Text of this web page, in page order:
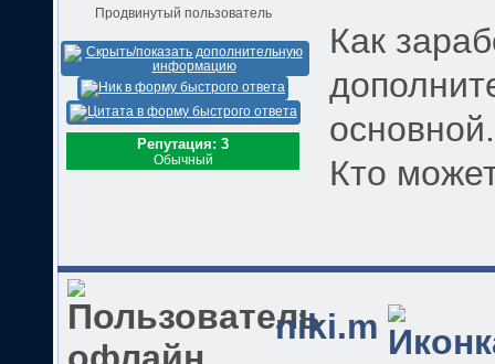
Продвинутый пользователь
Репутация: 3
Обычный
Как
Кто
niki.m